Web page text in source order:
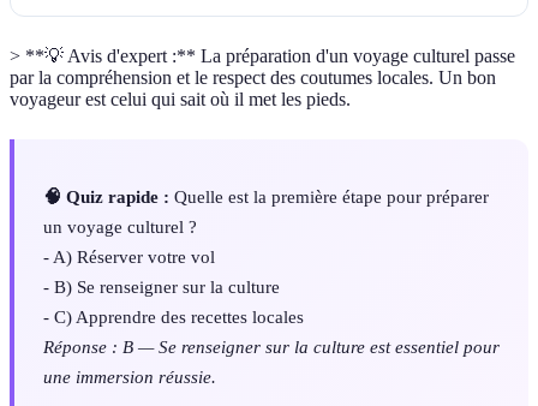
> **💡 Avis d'expert :** La préparation d'un voyage culturel passe
par la compréhension et le respect des coutumes locales. Un bon
voyageur est celui qui sait où il met les pieds.
🧠 Quiz rapide : Quelle est la première étape pour préparer
un voyage culturel ?
- A) Réserver votre vol
- B) Se renseigner sur la culture
- C) Apprendre des recettes locales
Réponse : B — Se renseigner sur la culture est essentiel pour
une immersion réussie.